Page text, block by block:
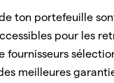
ton portefeuille
pour les
fournisseurs
meilleures